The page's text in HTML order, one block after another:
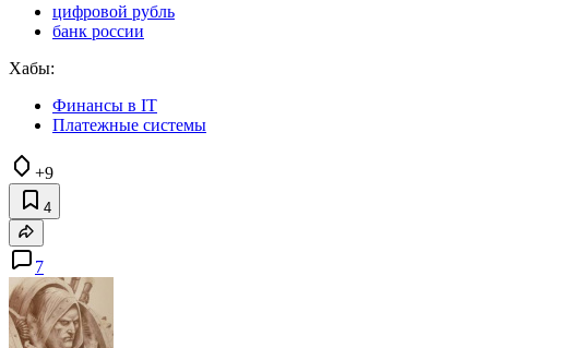
цифровой рубль
банк россии
Хабы:
Финансы в IT
Платежные системы
+9
4
7